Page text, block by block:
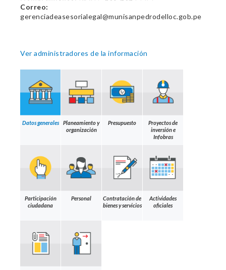
Correo:
gerenciadeasesorialegal@munisanpedrodelloc.gob.pe
Ver administradores de la información
Datos generales
Planeamiento y
organización
Presupuesto
Proyectos de
inversión e
Infobras
Participación
ciudadana
Personal
Contratación de
bienes y servicios
Actividades
oficiales